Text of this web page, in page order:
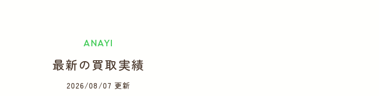
ANAYI
最新の買取実績
2026/08/07 更新